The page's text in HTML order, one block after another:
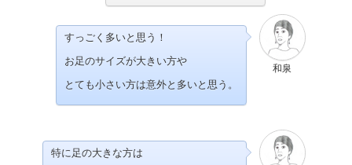
和泉
すっごく多いと思う！
お足のサイズが大きい方や
とても小さい方は意外と多いと思う。
特に足の大きな方は